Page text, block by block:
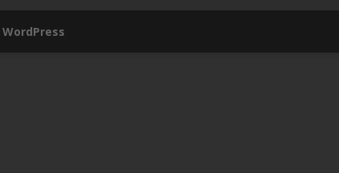
WordPress